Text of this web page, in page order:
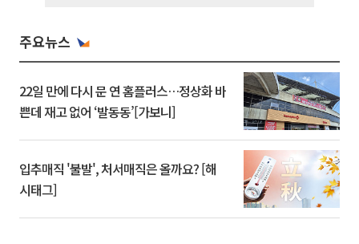
주요뉴스
22일 만에 다시 문 연 홈플러스…정상화 바
쁜데 재고 없어 ‘발동동’[가보니]
입추매직 '불발', 처서매직은 올까요? [해
시태그]